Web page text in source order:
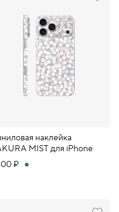
наклейка
MIST для iPhone
₽